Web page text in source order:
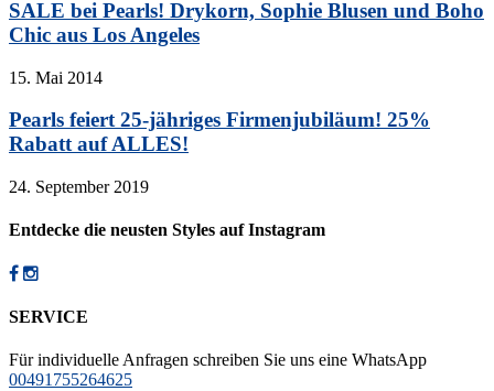
SALE bei Pearls! Drykorn, Sophie Blusen und Boho
Chic aus Los Angeles
15. Mai 2014
Pearls feiert 25-jähriges Firmenjubiläum! 25%
Rabatt auf ALLES!
24. September 2019
Entdecke die neusten Styles auf Instagram
SERVICE
Für individuelle Anfragen schreiben Sie uns eine WhatsApp
00491755264625